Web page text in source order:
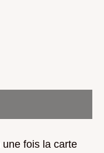
une fois la carte